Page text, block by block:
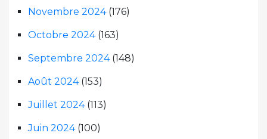
Novembre 2024(176)
Octobre 2024(163)
Septembre 2024(148)
Août 2024(153)
Juillet 2024(113)
Juin 2024(100)